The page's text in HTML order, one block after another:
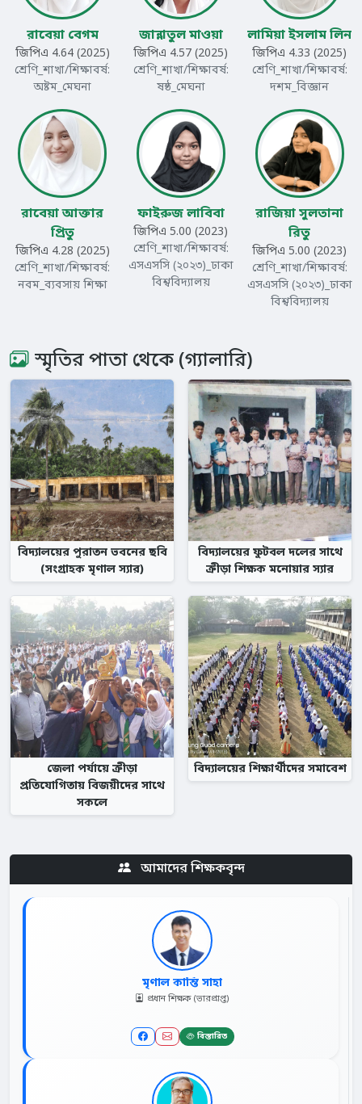
রাবেয়া বেগম
জিপিএ 4.64 (2025)
শ্রেণি_শাখা/শিক্ষাবর্ষ:
অষ্টম_মেঘনা
জান্নাতুল মাওয়া
জিপিএ 4.57 (2025)
শ্রেণি_শাখা/শিক্ষাবর্ষ:
ষষ্ঠ_মেঘনা
লামিয়া ইসলাম লিন
জিপিএ 4.33 (2025)
শ্রেণি_শাখা/শিক্ষাবর্ষ:
দশম_বিজ্ঞান
রাবেয়া আক্তার
প্রিতু
জিপিএ 4.28 (2025)
শ্রেণি_শাখা/শিক্ষাবর্ষ:
নবম_ব্যবসায় শিক্ষা
ফাইরুজ লাবিবা
জিপিএ 5.00 (2023)
শ্রেণি_শাখা/শিক্ষাবর্ষ:
এসএসসি (২০২৩)_ঢাকা
বিশ্ববিদ্যালয়
রাজিয়া সুলতানা
রিতু
জিপিএ 5.00 (2023)
শ্রেণি_শাখা/শিক্ষাবর্ষ:
এসএসসি (২০২৩)_ঢাকা
বিশ্ববিদ্যালয়
স্মৃতির পাতা থেকে (গ্যালারি)
বিদ্যালয়ের পুরাতন ভবনের ছবি
(সংগ্রাহক মৃণাল স্যার)
বিদ্যালয়ের ফুটবল দলের সাথে
ক্রীড়া শিক্ষক মনোয়ার স্যার
জেলা পর্যায়ে ক্রীড়া
প্রতিযোগিতায় বিজয়ীদের সাথে
সকলে
বিদ্যালয়ের শিক্ষার্থীদের সমাবেশ
আমাদের শিক্ষকবৃন্দ
মৃণাল কান্তি সাহা
প্রধান শিক্ষক (ভারপ্রাপ্ত)
বিস্তারিত